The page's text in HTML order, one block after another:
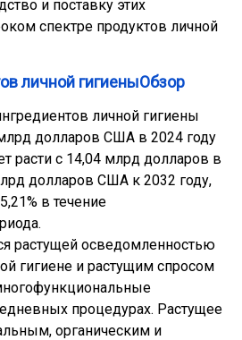
и поставку этих
спектре продуктов личной
личной гигиеныОбзор
личной гигиены
долларов США в 2024 году
расти с 14,04 млрд долларов в
долларов США к 2032 году,
в течение
растущей осведомленностью
гигиене и растущим спросом
процедурах. Растущее
органическим и